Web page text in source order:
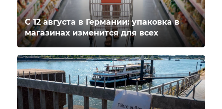
С 12 августа в Германии: упаковка в
магазинах изменится для всех